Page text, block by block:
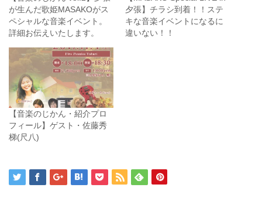
が生んだ歌姫MASAKOがス
ペシャルな音楽イベント。
詳細お伝えいたします。
夕張】チラシ到着！！ステ
キな音楽イベントになるに
違いない！！
【音楽のじかん・紹介プロ
フィール】ゲスト・佐藤秀
梯(尺八)